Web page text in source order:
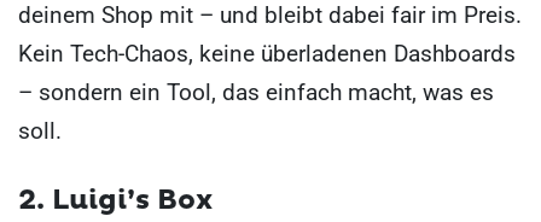
deinem Shop mit – und bleibt dabei fair im Preis.
Kein Tech-Chaos, keine überladenen Dashboards
– sondern ein Tool, das einfach macht, was es
soll.
2. Luigi’s Box